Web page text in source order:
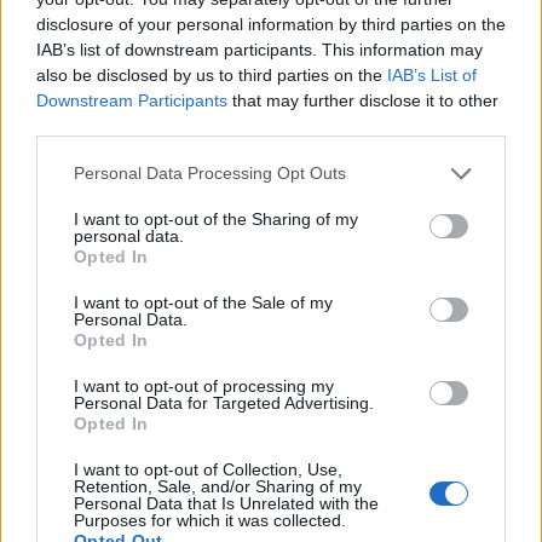
disclosure of your personal information by third parties on the
IAB’s list of downstream participants. This information may
also be disclosed by us to third parties on the IAB’s List of
Downstream Participants that may further disclose it to other
Personal Data Processing Opt Outs
I want to opt-out of the Sharing of my
personal data.
Opted In
I want to opt-out of the Sale of my
Personal Data.
Opted In
I want to opt-out of processing my
Personal Data for Targeted Advertising.
Opted In
I want to opt-out of Collection, Use,
Retention, Sale, and/or Sharing of my
Personal Data that Is Unrelated with the
Purposes for which it was collected.